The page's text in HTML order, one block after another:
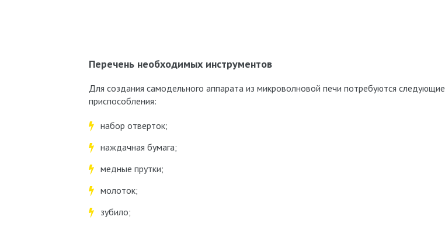
Перечень необходимых инструментов
Для создания самодельного аппарата из микроволновой печи потребуются следующие
приспособления:
набор отверток;
наждачная бумага;
медные прутки;
молоток;
зубило;